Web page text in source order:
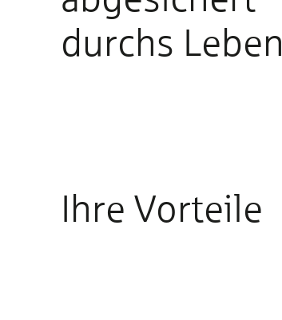
durchs Leben
Ihre Vorteile